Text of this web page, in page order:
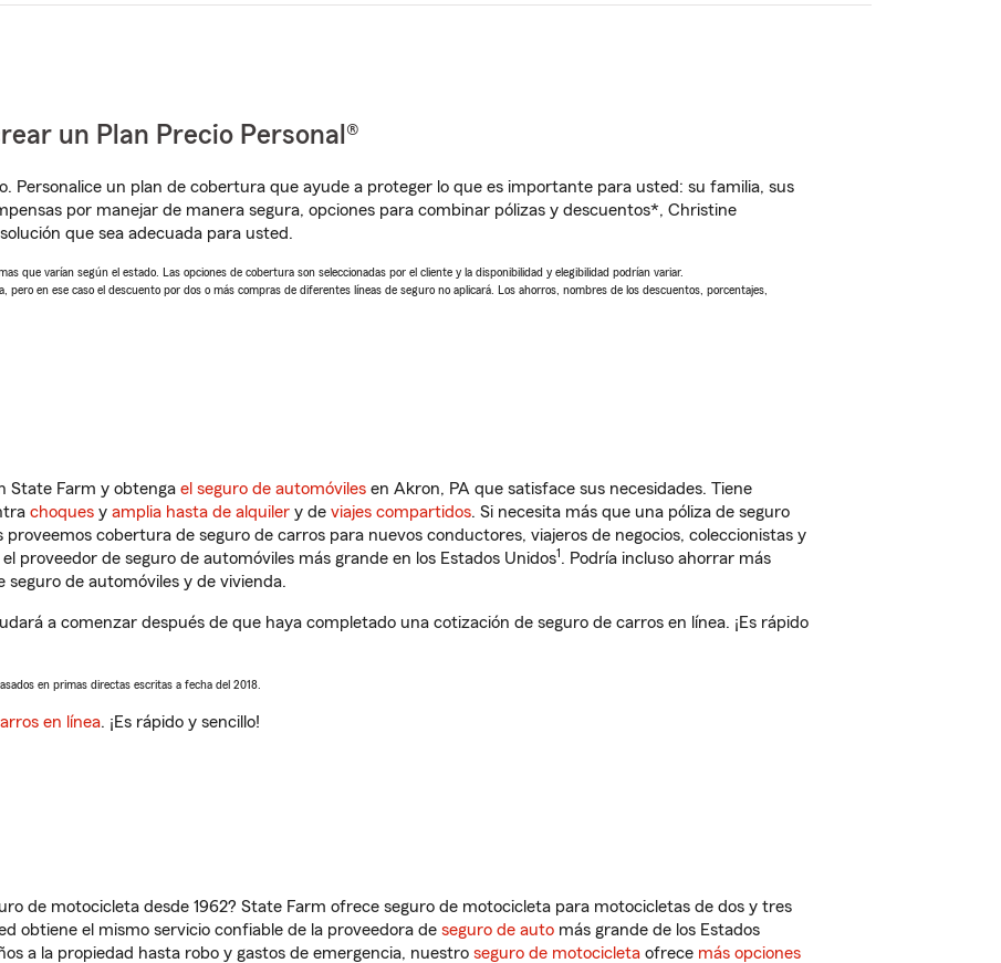
un Plan Precio Personal®
Personalice un plan de cobertura que ayude a proteger lo que es importante para usted: su familia, sus
por manejar de manera segura, opciones para combinar pólizas y descuentos*, Christine
que sea adecuada para usted.
que varían según el estado. Las opciones de cobertura son seleccionadas por el cliente y la disponibilidad y elegibilidad podrían variar.
pero en ese caso el descuento por dos o más compras de diferentes líneas de seguro no aplicará. Los ahorros, nombres de los descuentos, porcentajes,
State Farm y obtenga el seguro de automóviles en Akron, PA que satisface sus necesidades. Tiene
choques y amplia hasta de alquiler y de viajes compartidos. Si necesita más que una póliza de seguro
cobertura de seguro de carros para nuevos conductores, viajeros de negocios, coleccionistas y
proveedor de seguro de automóviles más grande en los Estados Unidos1. Podría incluso ahorrar más
seguro de automóviles y de vivienda.
a comenzar después de que haya completado una cotización de seguro de carros en línea. ¡Es rápido
en primas directas escritas a fecha del 2018.
en línea. ¡Es rápido y sencillo!
de motocicleta desde 1962? State Farm ofrece seguro de motocicleta para motocicletas de dos y tres
obtiene el mismo servicio confiable de la proveedora de seguro de auto más grande de los Estados
a la propiedad hasta robo y gastos de emergencia, nuestro seguro de motocicleta ofrece más opciones